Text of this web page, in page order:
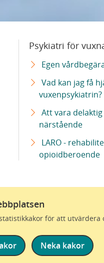
för att
Neka kakor
Psykiatri för
Egen
Vad kan jag få
vuxenpsykiatrin?
Att vara
närstående
LARO -
opioidberoende
Skåne